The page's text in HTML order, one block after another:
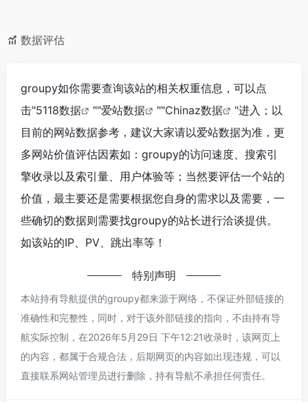
数据评估
groupy如你需要查询该站的相关权重信息，可以点
击"5118数据 ""爱站数据 ""Chinaz数据
"进入；以
目前的网站数据参考，建议大家请以爱站数据为准，更
多网站价值评估因素如：groupy的访问速度、搜索引
擎收录以及索引量、用户体验等；当然要评估一个站的
价值，最主要还是需要根据您自身的需求以及需要，一
些确切的数据则需要找groupy的站长进行洽谈提供。
如该站的IP、PV、跳出率等！
特别声明
本站持有导航提供的groupy都来源于网络，不保证外部链接的
准确性和完整性，同时，对于该外部链接的指向，不由持有导
航实际控制，在2026年5月29日 下午12:21收录时，该网页上
的内容，都属于合规合法，后期网页的内容如出现违规，可以
直接联系网站管理员进行删除，持有导航不承担任何责任。